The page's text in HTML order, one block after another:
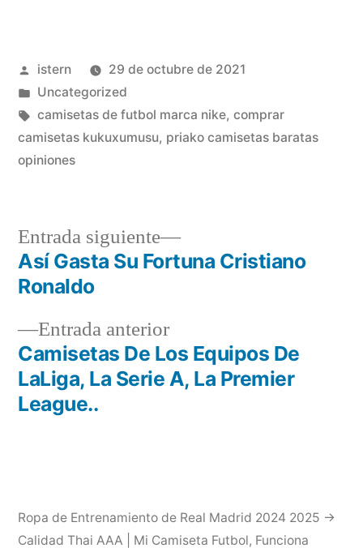
Publicado
por
istern
29 de octubre de 2021
Publicado
en
Uncategorized
Etiquetas:
camisetas de futbol marca nike, comprar
camisetas kukuxumusu, priako camisetas baratas
opiniones
Navegación
entradas
Entrada anteriorEntrada
anterior:
Camisetas De Los Equipos De
LaLiga, La Serie A, La Premier
League..
Entrada siguiente
Entrada
siguiente:
Así Gasta Su Fortuna Cristiano
Ronaldo
Ropa de Entrenamiento de Real Madrid 2024 2025 →
Calidad Thai AAA | Mi Camiseta Futbol, Funciona